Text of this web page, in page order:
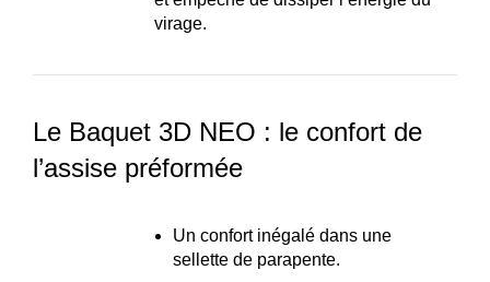
virage.
Le Baquet 3D NEO : le confort de
l’assise préformée
Un confort inégalé dans une
sellette de parapente.